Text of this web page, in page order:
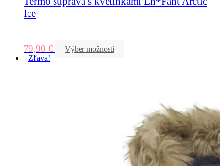
Ice
79,90 €
Výber možností
Zľava!